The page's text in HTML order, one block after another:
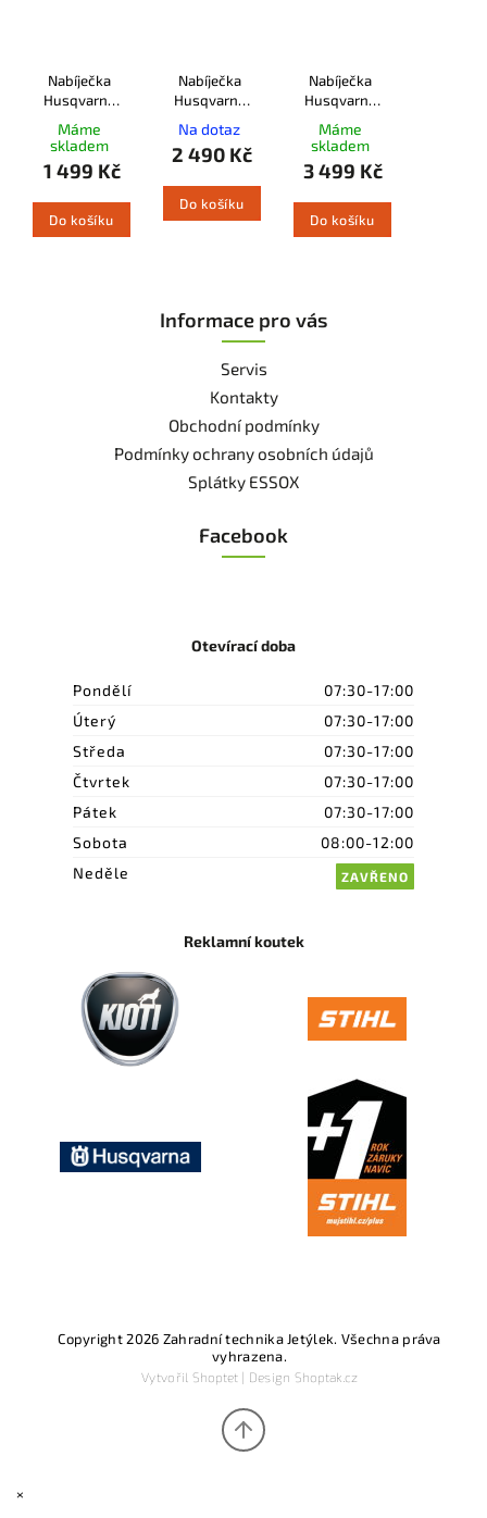
Nabíječka
Husqvarna
40-C80
Máme
skladem
1 499 Kč
Do košíku
Nabíječka
Husqvarna
QC250
Na dotaz
2 490 Kč
Do košíku
Nabíječka
Husqvarna
QC330
Máme
skladem
3 499 Kč
Do košíku
Informace pro vás
Servis
Kontakty
Obchodní podmínky
Podmínky ochrany osobních údajů
Splátky ESSOX
Facebook
Otevírací doba
Pondělí
07:30-17:00
Úterý
07:30-17:00
Středa
07:30-17:00
Čtvrtek
07:30-17:00
Pátek
07:30-17:00
Sobota
08:00-12:00
Neděle
ZAVŘENO
Reklamní koutek
Copyright 2026 Zahradní technika Jetýlek. Všechna práva
vyhrazena.
Vytvořil Shoptet| Design Shoptak.cz
×